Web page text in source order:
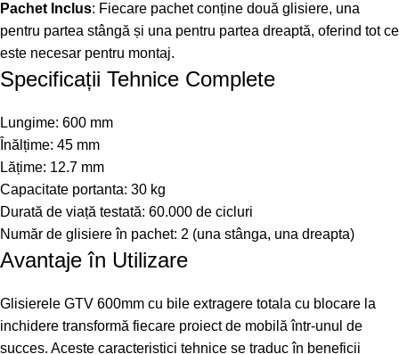
Pachet Inclus: Fiecare pachet conține două glisiere, una
pentru partea stângă și una pentru partea dreaptă, oferind tot ce
este necesar pentru montaj.
Specificații Tehnice Complete
Lungime: 600 mm
Înălțime: 45 mm
Lățime: 12.7 mm
Capacitate portanta: 30 kg
Durată de viață testată: 60.000 de cicluri
Număr de glisiere în pachet: 2 (una stânga, una dreapta)
Avantaje în Utilizare
Glisierele GTV 600mm cu bile extragere totala cu blocare la
inchidere transformă fiecare proiect de mobilă într-unul de
succes. Aceste caracteristici tehnice se traduc în beneficii